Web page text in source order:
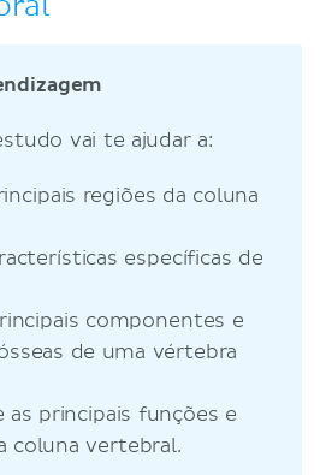
vai te ajudar a:
regiões da coluna
específicas de
componentes e
de uma vértebra
as principais funções e
coluna vertebral.